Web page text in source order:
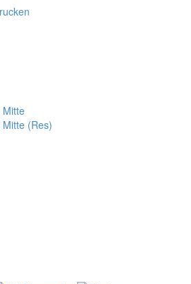
Mitte
(Res)